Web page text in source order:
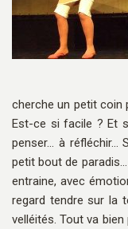
cherche un petit coin
Est-ce si facile ? Et
penser… à réfléchir...
petit bout de
entraine, avec
regard tendre sur la
velléités. Tout va